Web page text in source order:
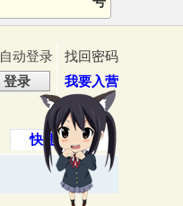
自动登录
找回密码
登录 我要入营
快捷导航